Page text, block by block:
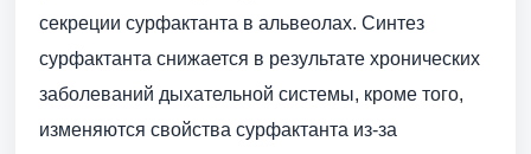
секреции сурфактанта в альвеолах. Синтез
сурфактанта снижается в результате хронических
заболеваний дыхательной системы, кроме того,
изменяются свойства сурфактанта из-за